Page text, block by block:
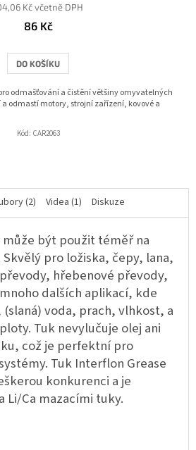
Kč včetně DPH
86 Kč
DO KOŠÍKU
odmašťování a čistění většiny omyvatelných
odmastí motory, strojní zařízení, kovové a
Kód: CAR2063
(2) Videa (1) Diskuze
být použit téměř na
pro ložiska, čepy, lana,
hřebenové převody,
dalších aplikací, kde
voda, prach, vlhkost, a
Tuk nevylučuje olej ani
což je perfektní pro
Tuk Interflon Grease
konkurenci a je
Li/Ca mazacími tuky.